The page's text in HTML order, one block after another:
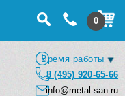
0
Время работы
8 (495) 920-65-66
info@metal-san.ru